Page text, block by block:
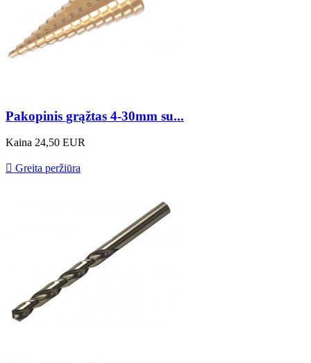
Pakopinis grąžtas 4-30mm su...
Kaina 24,50 EUR
 Greita peržiūra